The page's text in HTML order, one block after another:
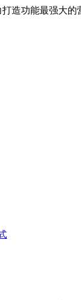
打造功能最强大